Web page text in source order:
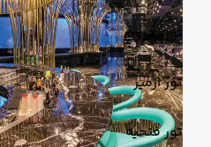
تور بدروم
تور ازمیر
تور فتحیه